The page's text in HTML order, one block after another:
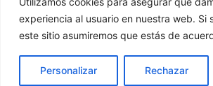
experiencia al usuario en nuestra web. Si
este sitio asumiremos que estás de
Personalizar Rechazar
Nosotros
CÓDIGO DE ÉTICA PERIODÍSTICA
© Encuentro de Michoacán -